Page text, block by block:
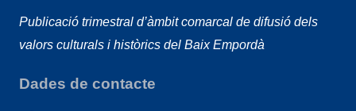
Publicació trimestral d’àmbit comarcal de difusió dels
valors culturals i històrics del Baix Empordà
Dades de contacte